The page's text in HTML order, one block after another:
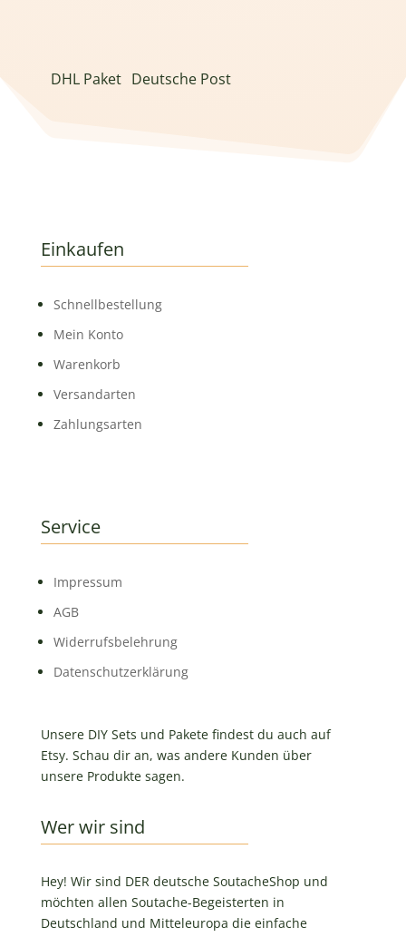
DHL Paket Deutsche Post
Einkaufen
Schnell­bestellung
Mein Konto
Warenkorb
Versandarten
Zahlungsarten
Service
Impressum
AGB
Widerrufsbelehrung
Datenschutzerklärung
Unsere DIY Sets und Pakete findest du auch auf
Etsy. Schau dir an, was andere Kunden über
unsere Produkte sagen.
Wer wir sind
Hey! Wir sind DER deutsche SoutacheShop und
möchten allen Soutache-Begeisterten in
Deutschland und Mitteleuropa die einfache